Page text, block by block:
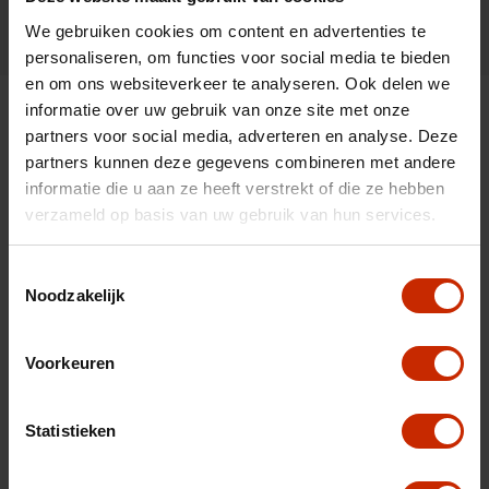
We gebruiken cookies om content en advertenties te
personaliseren, om functies voor social media te bieden
en om ons websiteverkeer te analyseren. Ook delen we
informatie over uw gebruik van onze site met onze
partners voor social media, adverteren en analyse. Deze
partners kunnen deze gegevens combineren met andere
informatie die u aan ze heeft verstrekt of die ze hebben
verzameld op basis van uw gebruik van hun services.
Noodzakelijk
Voorkeuren
Statistieken
Auto Versteeg Buurman
totaal 7 vestigingen dat is opgericht in 1966. Onze
vestigingen kunt u vinden in: Barneveld Centrum,